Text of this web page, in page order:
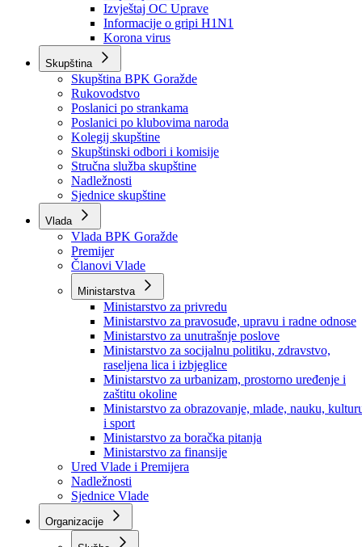
Obavještenja Vlade
Izvještajno prognozna služba Ministarstva privrede
Izvještaj o radu
Izvještaj OC Uprave
Informacije o gripi H1N1
Korona virus
Skupština
Skupština BPK Goražde
Rukovodstvo
Poslanici po strankama
Poslanici po klubovima naroda
Kolegij skupštine
Skupštinski odbori i komisije
Stručna služba skupštine
Nadležnosti
Sjednice skupštine
Vlada
Vlada BPK Goražde
Premijer
Članovi Vlade
Ministarstva
Ministarstvo za privredu
Ministarstvo za pravosuđe, upravu i radne odnose
Ministarstvo za unutrašnje poslove
Ministarstvo za socijalnu politiku, zdravstvo,
raseljena lica i izbjeglice
Ministarstvo za urbanizam, prostorno uređenje i
zaštitu okoline
Ministarstvo za obrazovanje, mlade, nauku,
i sport
Ministarstvo za boračka pitanja
Ministarstvo za finansije
Ured Vlade i Premijera
Nadležnosti
Sjednice Vlade